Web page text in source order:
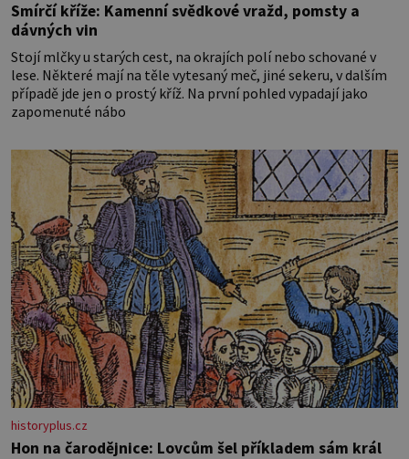
Smírčí kříže: Kamenní svědkové vražd, pomsty a
dávných vin
Stojí mlčky u starých cest, na okrajích polí nebo schované v
lese. Některé mají na těle vytesaný meč, jiné sekeru, v dalším
případě jde jen o prostý kříž. Na první pohled vypadají jako
zapomenuté nábo
historyplus.cz
Hon na čarodějnice: Lovcům šel příkladem sám král